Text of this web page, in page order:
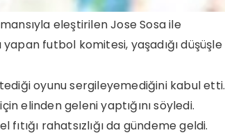
eleştirilen Jose Sosa ile
futbol komitesi, yaşadığı düşüşle
oyunu sergileyemediğini kabul etti.
elinden geleni yaptığını söyledi.
fıtığı rahatsızlığı da gündeme geldi.